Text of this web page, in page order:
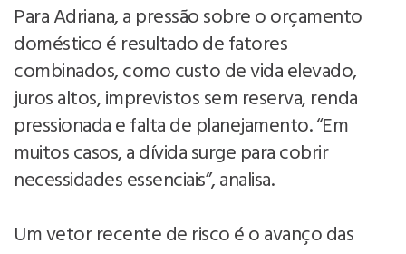
Para Adriana, a pressão sobre o orçamento
doméstico é resultado de fatores
combinados, como custo de vida elevado,
juros altos, imprevistos sem reserva, renda
pressionada e falta de planejamento. “Em
muitos casos, a dívida surge para cobrir
necessidades essenciais”, analisa.
Um vetor recente de risco é o avanço das